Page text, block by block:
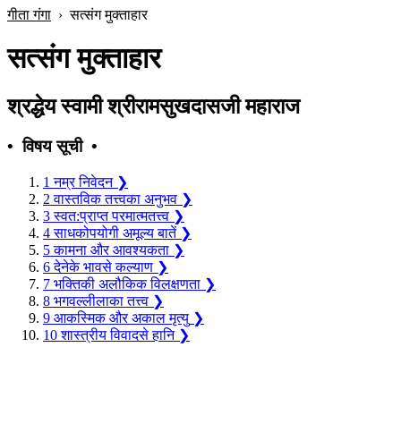
गीता गंगा ›सत्संग मुक्ताहार
सत्संग मुक्ताहार
श्रद्धेय स्वामी श्रीरामसुखदासजी महाराज
• विषय सूची •
1 नम्र निवेदन ❯
2 वास्तविक तत्त्वका अनुभव ❯
3 स्वत:प्राप्त परमात्मतत्त्व ❯
4 साधकोपयोगी अमूल्य बातें ❯
5 कामना और आवश्यकता ❯
6 देनेके भावसे कल्याण ❯
7 भक्तिकी अलौकिक विलक्षणता ❯
8 भगवल्लीलाका तत्त्व ❯
9 आकस्मिक और अकाल मृत्यु ❯
10 शास्त्रीय विवादसे हानि ❯